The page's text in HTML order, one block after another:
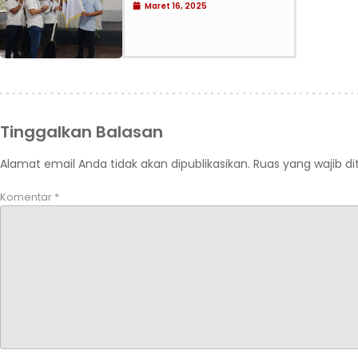
Maret 16, 2025
Tinggalkan Balasan
Alamat email Anda tidak akan dipublikasikan. Ruas yang wajib
Komentar *